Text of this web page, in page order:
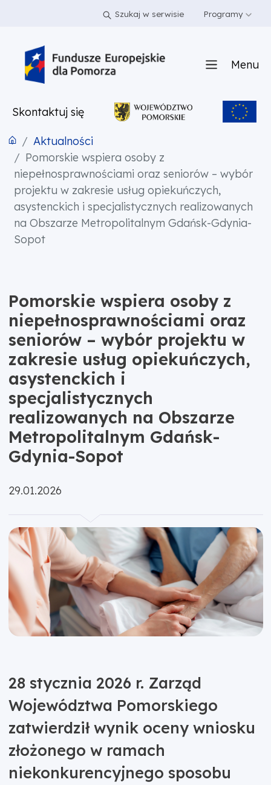
PRZEJDŹ DO TREŚCI Szukaj w serwisie Programy
Menu
Skontaktuj się
Aktualności
Pomorskie wspiera osoby z
niepełnosprawnościami oraz seniorów – wybór
projektu w zakresie usług opiekuńczych,
asystenckich i specjalistycznych realizowanych
na Obszarze Metropolitalnym Gdańsk-Gdynia-
Sopot
Pomorskie wspiera osoby z
niepełnosprawnościami oraz
seniorów – wybór projektu w
zakresie usług opiekuńczych,
asystenckich i
specjalistycznych
realizowanych na Obszarze
Metropolitalnym Gdańsk-
Gdynia-Sopot
Opublikowano:
29.01.2026
28 stycznia 2026 r. Zarząd
Województwa Pomorskiego
zatwierdził wynik oceny wniosku
złożonego w ramach
niekonkurencyjnego sposobu